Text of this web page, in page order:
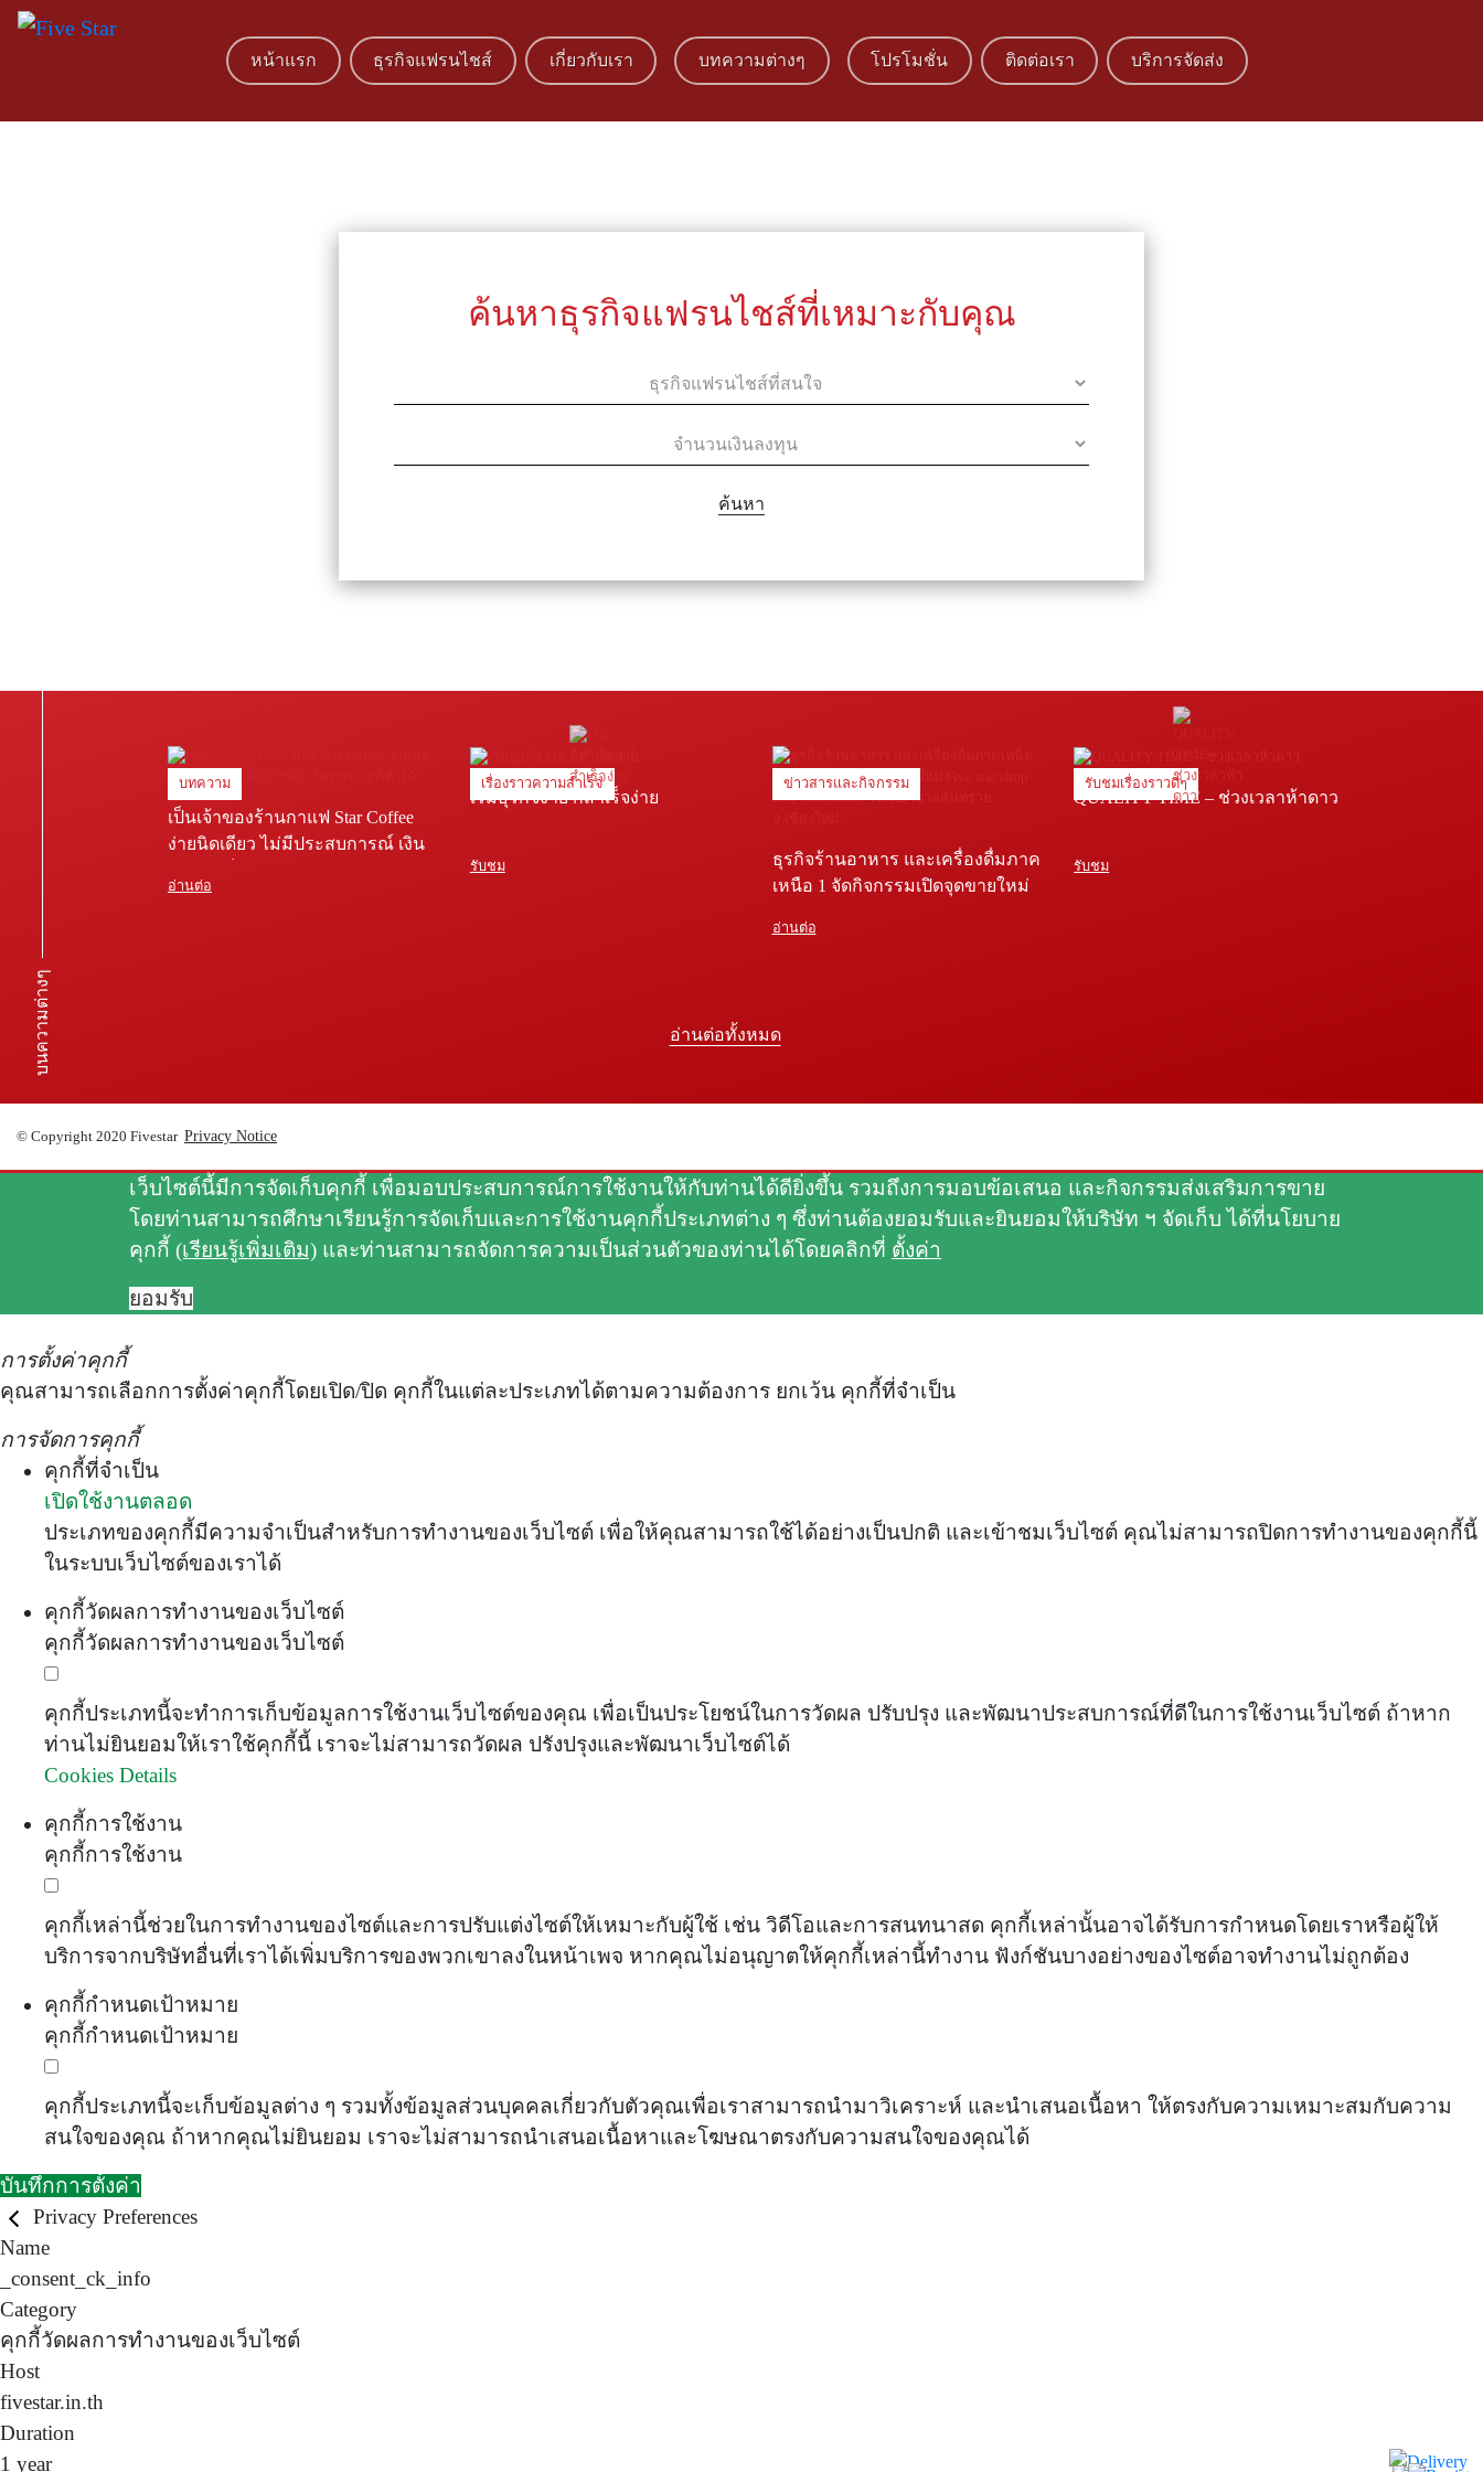
หน้าแรก ธุรกิจแฟรนไชส์ เกี่ยวกับเรา บทความต่างๆ โปรโมชั่น ติดต่อเรา บริการจัดส่ง
ค้นหาธุรกิจแฟรนไชส์ที่เหมาะกับคุณ
ค้นหา
บนความต่างๆ
บทความ
เป็นเจ้าของร้านกาแฟ Star Coffee
ง่ายนิดเดียว ไม่มีประสบการณ์ เงิน
อ่านต่อ
เรื่องราวความสำเร็จ
เริ่มธุรกิจง่าย ก็สำเร็จง่าย
รับชม
ข่าวสารและกิจกรรม
ธุรกิจร้านอาหาร และเครื่องดื่มภาค
เหนือ 1 จัดกิจกรรมเปิดจุดขายใหม่
พยาบาลสันทราย จ.เชียงใหม่
อ่านต่อ
รับชมเรื่องราวดีๆ
QUALITY TIME – ช่วงเวลาห้าดาว
รับชม
อ่านต่อทั้งหมด
© Copyright 2020 Fivestar Privacy Notice
เว็บไซต์นี้มีการจัดเก็บคุกกี้ เพื่อมอบประสบการณ์การใช้งานให้กับท่านได้ดียิ่งขึ้น รวมถึงการมอบข้อเสนอ และกิจกรรมส่งเสริมการขาย
โดยท่านสามารถศึกษาเรียนรู้การจัดเก็บและการใช้งานคุกกี้ประเภทต่าง ๆ ซึ่งท่านต้องยอมรับและยินยอมให้บริษัท ฯ จัดเก็บ ได้ที่นโยบาย
คุกกี้ (เรียนรู้เพิ่มเติม) และท่านสามารถจัดการความเป็นส่วนตัวของท่านได้โดยคลิกที่ ตั้งค่า
ยอมรับ
การตั้งค่าคุกกี้
คุณสามารถเลือกการตั้งค่าคุกกี้โดยเปิด/ปิด คุกกี้ในแต่ละประเภทได้ตามความต้องการ ยกเว้น คุกกี้ที่จำเป็น
การจัดการคุกกี้
คุกกี้ที่จำเป็น
เปิดใช้งานตลอด
ประเภทของคุกกี้มีความจำเป็นสำหรับการทำงานของเว็บไซต์ เพื่อให้คุณสามารถใช้ได้อย่างเป็นปกติ และเข้าชมเว็บไซต์ คุณไม่สามารถปิดการทำงานของคุกกี้นี้
ในระบบเว็บไซต์ของเราได้
คุกกี้วัดผลการทำงานของเว็บไซต์
คุกกี้วัดผลการทำงานของเว็บไซต์
คุกกี้ประเภทนี้จะทำการเก็บข้อมูลการใช้งานเว็บไซต์ของคุณ เพื่อเป็นประโยชน์ในการวัดผล ปรับปรุง และพัฒนาประสบการณ์ที่ดีในการใช้งานเว็บไซต์ ถ้าหาก
ท่านไม่ยินยอมให้เราใช้คุกกี้นี้ เราจะไม่สามารถวัดผล ปรังปรุงและพัฒนาเว็บไซต์ได้
Cookies Details
คุกกี้การใช้งาน
คุกกี้การใช้งาน
คุกกี้เหล่านี้ช่วยในการทำงานของไซต์และการปรับแต่งไซต์ให้เหมาะกับผู้ใช้ เช่น วิดีโอและการสนทนาสด คุกกี้เหล่านั้นอาจได้รับการกำหนดโดยเราหรือผู้ให้
บริการจากบริษัทอื่นที่เราได้เพิ่มบริการของพวกเขาลงในหน้าเพจ หากคุณไม่อนุญาตให้คุกกี้เหล่านี้ทำงาน ฟังก์ชันบางอย่างของไซต์อาจทำงานไม่ถูกต้อง
คุกกี้กำหนดเป้าหมาย
คุกกี้กำหนดเป้าหมาย
คุกกี้ประเภทนี้จะเก็บข้อมูลต่าง ๆ รวมทั้งข้อมูลส่วนบุคคลเกี่ยวกับตัวคุณเพื่อเราสามารถนำมาวิเคราะห์ และนำเสนอเนื้อหา ให้ตรงกับความเหมาะสมกับความ
สนใจของคุณ ถ้าหากคุณไม่ยินยอม เราจะไม่สามารถนำเสนอเนื้อหาและโฆษณาตรงกับความสนใจของคุณได้
บันทึกการตั้งค่า
Privacy Preferences
Name
_consent_ck_info
Category
คุกกี้วัดผลการทำงานของเว็บไซต์
Host
fivestar.in.th
Duration
1 year